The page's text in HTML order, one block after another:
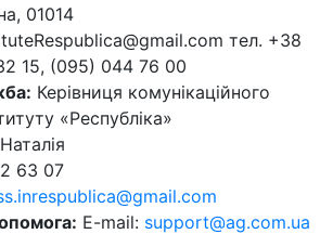
01014
тел. +38
15, (095) 044 76 00
Керівниця комунікаційного
«Республіка»
63 07
E-mail: support@ag.com.ua